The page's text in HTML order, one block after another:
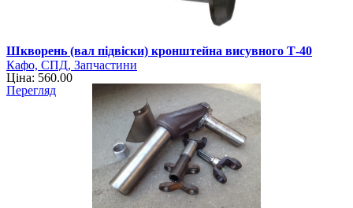
Шкворень (вал підвіски) кронштейна висувного Т-40
Кафо, СПД, Запчастини
Ціна: 560.00
Перегляд